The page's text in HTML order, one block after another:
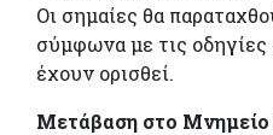
Οι σημαίες θα
σύμφωνα με τις
έχουν ορισθεί.
Μετάβαση στο Μνημείο